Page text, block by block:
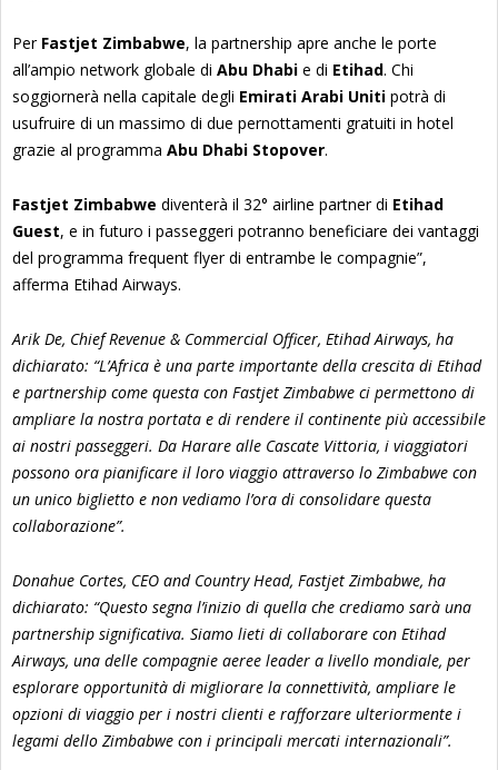
Per Fastjet Zimbabwe, la partnership apre anche le porte
all’ampio network globale di Abu Dhabi e di Etihad. Chi
soggiornerà nella capitale degli Emirati Arabi Uniti potrà di
usufruire di un massimo di due pernottamenti gratuiti in hotel
grazie al programma Abu Dhabi Stopover.
Fastjet Zimbabwe diventerà il 32° airline partner di Etihad
Guest, e in futuro i passeggeri potranno beneficiare dei vantaggi
del programma frequent flyer di entrambe le compagnie”,
afferma Etihad Airways.
Arik De, Chief Revenue & Commercial Officer, Etihad Airways, ha
dichiarato: “L’Africa è una parte importante della crescita di Etihad
e partnership come questa con Fastjet Zimbabwe ci permettono di
ampliare la nostra portata e di rendere il continente più accessibile
ai nostri passeggeri. Da Harare alle Cascate Vittoria, i viaggiatori
possono ora pianificare il loro viaggio attraverso lo Zimbabwe con
un unico biglietto e non vediamo l’ora di consolidare questa
collaborazione”.
Donahue Cortes, CEO and Country Head, Fastjet Zimbabwe, ha
dichiarato: “Questo segna l’inizio di quella che crediamo sarà una
partnership significativa. Siamo lieti di collaborare con Etihad
Airways, una delle compagnie aeree leader a livello mondiale, per
esplorare opportunità di migliorare la connettività, ampliare le
opzioni di viaggio per i nostri clienti e rafforzare ulteriormente i
legami dello Zimbabwe con i principali mercati internazionali”.